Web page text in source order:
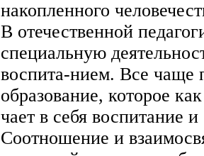
накопленного
В отечественной
специальную
воспита-нием. Все чаще
образование, которое
чает в себя воспитание
Соотношение и